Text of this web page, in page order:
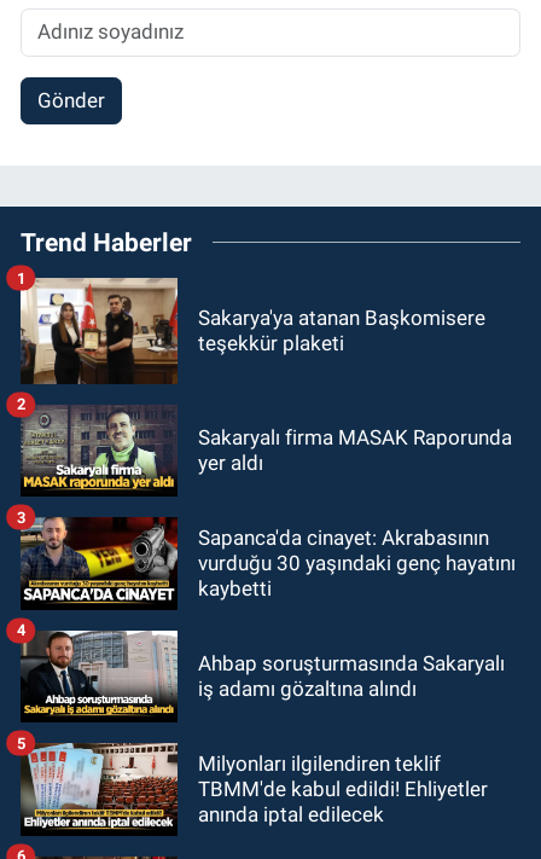
Gönder
Trend Haberler
Sakarya'ya atanan Başkomisere
teşekkür plaketi
1
Sakaryalı firma MASAK Raporunda
yer aldı
2
Sapanca'da cinayet: Akrabasının
vurduğu 30 yaşındaki genç hayatını
kaybetti
3
Ahbap soruşturmasında Sakaryalı
iş adamı gözaltına alındı
4
Milyonları ilgilendiren teklif
TBMM'de kabul edildi! Ehliyetler
anında iptal edilecek
5